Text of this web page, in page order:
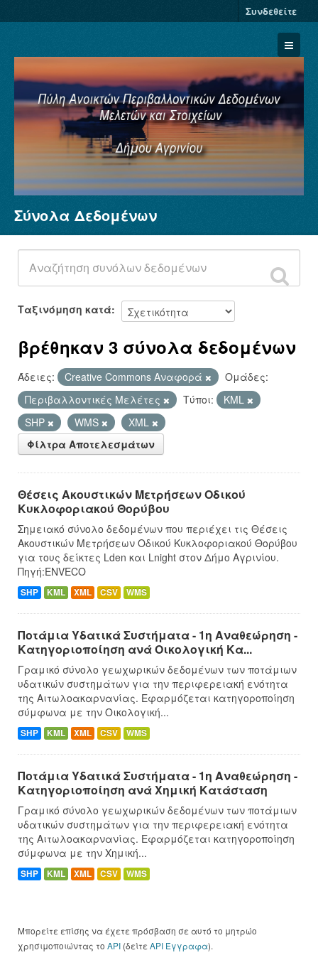
Συνδεθείτε
Σύνολα Δεδομένων
Φορείς
Ομάδες
Σχετικά
Σύνολα Δεδομένων
Ταξινόμηση κατά
βρέθηκαν 3 σύνολα δεδομένων
Άδειες: Creative Commons Αναφορά
Ομάδες:
Περιβαλλοντικές Μελέτες
Τύποι:
KML
SHP
WMS
XML
Φίλτρα Αποτελεσμάτων
Θέσεις Ακουστικών Μετρήσεων Οδικού
Κυκλοφοριακού Θορύβου
Σημειακό σύνολο δεδομένων που περιέχει τις Θέσεις
Ακουστικών Μετρήσεων Οδικού Κυκλοφοριακού Θορύβου
για τους δείκτες Lden και Lnight στον Δήμο Αγρινίου.
Πηγή:ENVECO
SHP KML XML CSV WMS
Ποτάμια Υδατικά Συστήματα - 1η Αναθεώρηση -
Κατηγοριοποίηση ανά Οικολογική Κα...
Γραμικό σύνολο γεωχωρικών δεδομένων των ποτάμιων
υδατικών συστημάτων για την περιφερειακή ενότητα
της Αιτωλοακαρνανίας. Εφαρμόζεται κατηγοροποίηση
σύμφωνα με την Οικολογική...
SHP KML XML CSV WMS
Ποτάμια Υδατικά Συστήματα - 1η Αναθεώρηση -
Κατηγοριοποίηση ανά Χημική Κατάσταση
Γραμικό σύνολο γεωχωρικών δεδομένων των ποτάμιων
υδατικών συστημάτων για την περιφερειακή ενότητα
της Αιτωλοακαρνανίας. Εφαρμόζεται κατηγοροποίηση
σύμφωνα με την Χημική...
SHP KML XML CSV WMS
Μπορείτε επίσης να έχετε πρόσβαση σε αυτό το μητρώο
χρησιμοποιώντας το API (δείτε API Έγγραφα).